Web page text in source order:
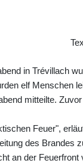
in Trévillach
elf Menschen
mitteilte.
Feuer",
des Brandes
an der